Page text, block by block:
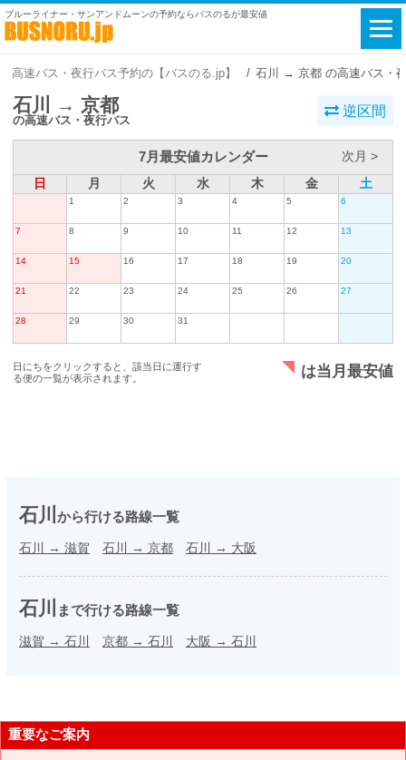
ブルーライナー・サンアンドムーンの予約ならバスのるが最安値
高速バス・夜行バス予約の【バスのる.jp】 石川 → 京都 の高速バス・
石川 → 京都
の高速バス・夜行バス
逆区間
7月最安値カレンダー
次月 >
日
月 火 水 木 金 土
1 2 3 4 5 6
7 8 9 10 11 12 13
14 15 16 17 18 19 20
21 22 23 24 25 26 27
28 29 30 31
日にちをクリックすると、該当日に運行す
る便の一覧が表示されます。
は当月最安値
石川 から行ける路線一覧
石川 → 滋賀 石川 → 京都 石川 → 大阪
石川 まで行ける路線一覧
滋賀 → 石川 京都 → 石川 大阪 → 石川
重要なご案内